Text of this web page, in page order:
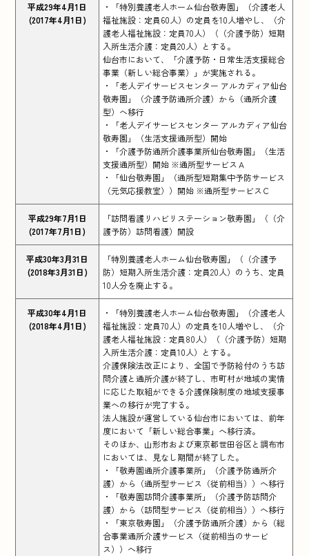
平成29年4月1日
(2017年4月1日)
・「特別養護老人ホーム仙台敬寿園」（介護老人
福祉施設：定員60人）の定員を10人増やし、（介
護老人福祉施設：定員70人）（（介護予防）短期
入所生活介護：定員20人）とする。
仙台市において、「介護予防・日常生活支援総合
事業（新しい総合事業）」が実施される。
・「老人デイサービスセンター アルカディア仙台
敬寿園」（介護予防通所介護）から（通所介護
型）へ移行
・「老人デイサービスセンター アルカディア仙台
敬寿園」（生活支援通所型）開始
・「介護予防通所介護事業所仙台敬寿園」（生活
支援通所型）開始 ※通所型サービスＡ
・「仙台敬寿園」（通所型短期集中予防サービス
（元気応援教室））開始 ※通所型サービスＣ
平成29年7月1日
(2017年7月1日)
「訪問看護リハビリステーション敬寿園」（（介
護予防）訪問看護）開設
平成30年3月31日
(2018年3月31日)
「特別養護老人ホーム仙台敬寿園」（（介護予
防）短期入所生活介護：定員20人）のうち、定員
10人分を廃止する。
平成30年4月1日
(2018年4月1日)
・「特別養護老人ホーム仙台敬寿園」（介護老人
福祉施設：定員70人）の定員を10人増やし、（介
護老人福祉施設：定員80人）（（介護予防）短期
入所生活介護：定員10人）とする。
介護保険法改正により、全国で予防給付のうち訪
問介護と通所介護が終了し、市町村が地域の実情
に応じた取組ができる介護保険制度の地域支援事
業への移行が完了する。
法人施設が運営している仙台市においては、前年
度において「新しい総合事業」へ移行済。
そのほか、山形市および東京都世田谷区と調布市
においては、見なし期間が終了した。
・「敬寿園通所介護事業所」（介護予防通所介
護）から（通所型サービス（従前相当））へ移行
・「敬寿園訪問介護事業所」（介護予防訪問介
護）から（訪問型サービス（従前相当））へ移行
・「東京敬寿園」（介護予防通所介護）から（総
合事業通所介護サービス（従前相当のサービ
ス））へ移行